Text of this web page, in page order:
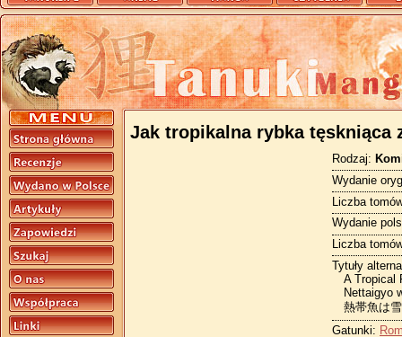
Jak tropikalna rybka tęskniąca
Rodzaj:
Wydanie
Liczba
Wydanie
Liczba
Tytuły
A Tropical
Nettaigyo
熱帯魚は
Gatunki: